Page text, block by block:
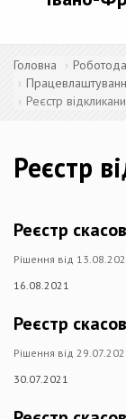
Головна
Реєстр
Реєстр
Реєстр
Рішення від
16.08.2021
Реєстр
Рішення від
30.07.2021